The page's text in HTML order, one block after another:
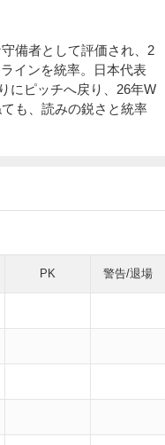
備者として評価され、2
インを統率。日本代表
にピッチへ戻り、26年W
も、読みの鋭さと統率
PK 警告/退場